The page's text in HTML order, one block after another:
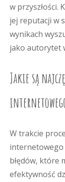
w przyszłości.
jej reputacji w
wynikach
jako autorytet
Jakie są
W trakcie
internetowego
błędów, które
efektywność